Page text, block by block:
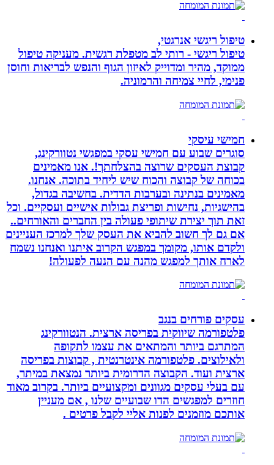
טיפול ריגשי אנרגטי,
טיפול ריגשי - רותי לב מטפלת רגשית. מעניקה טיפול
ממוקד, מהיר ומדוייק לאיזון הגוף והנפש לבריאות וחוסן
פנימי, לחיי צמיחה והרמוניה.
חמישי עיסקי
סוגרים שבוע עם חמישי עסקי במפגשי נטוורקינג,
קבוצת העסקים שרוצה בהצלחתך!. אנו מאמינים
בכוחה של קבוצה והכוח שיש ליחיד בתוכה. אנחנו.
מאמינים בנתינה ובערבות הדדית. בחשיבה בגדול,
בהישגיות, נחישות ופריצת גבולות אישיים ועסקיים. וכל
זאת תוך יצירת שיתופי פעולה בין החברים והאורחים..
אם גם לך חשוב להביא את העסק שלך למרכז העניינים
ולקדם אותו, מקומך במפגש הקרוב איתנו ואנחנו נשמח
לארח אותך למפגש מהנה עם הנעה לפעולה!
עסקים פורחים בנגב
פלטפורמה שיווקית בפריסה ארצית. הנטוורקינג
המתרגם ביותר והמתאים את עצמו לתקופה
ולאילוצים. פלטפורמה אינטרנטית , קבוצות בפריסה
ארצית ועוד. הקבוצה הדרומית ביותר נמצאת במיתר,
עם בעלי עסקים מגוונים ומקצועיים ביותר. בקרוב מאוד
חוזרים למפגשים הדו שבועיים שלנו , אם מעניין
אותכם מוזמנים לפנות אליי לקבל פרטים .